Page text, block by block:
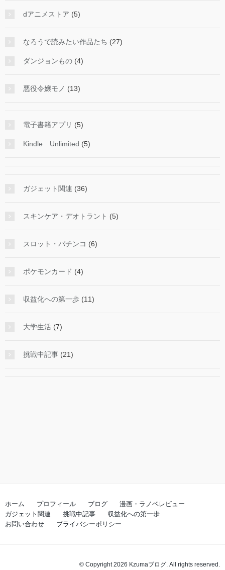
dアニメストア (5)
なろうで読みたい作品たち (27)
ダンジョンもの (4)
悪役令嬢モノ (13)
電子書籍アプリ (5)
Kindle Unlimited (5)
ガジェット関連 (36)
スキンケア・デオトラント (5)
スロット・パチンコ (6)
ポケモンカード (4)
収益化への第一歩 (11)
大学生活 (7)
挑戦中記事 (21)
ホーム プロフィール ブログ
漫画・ラノベレビュー
ガジェット関連
挑戦中記事
収益化への第一歩
お問い合わせ
プライバシーポリシー
© Copyright 2026 Kzumaブログ. All rights reserved.